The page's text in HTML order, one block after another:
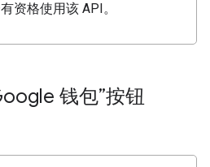
资格使用该 API。
钱包”按钮